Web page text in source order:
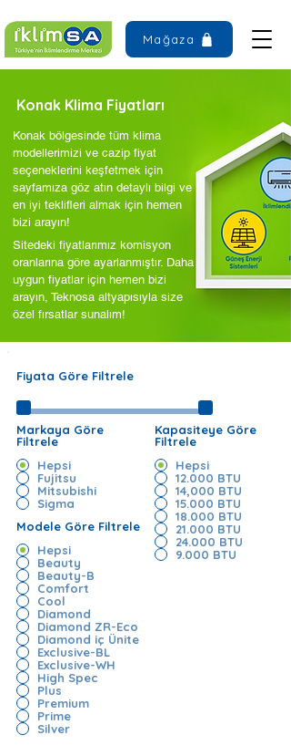
Mağaza
Konak Klima Fiyatları
Konak bölgesinde tüm klima
modellerimizi ve cazip fiyat
seçeneklerini keşfetmek için
sayfamıza göz atın detaylı bilgi ve
en iyi teklifleri almak için hemen
bizi arayın!
Sitedeki fiyatlarımız komisyon
oranlarına göre ayarlanmıştır. Daha
uygun fiyatlar için hemen bizi
arayın, Teknosa altyapısıyla size
özel fırsatlar sunalım!
Fiyata Göre Filtrele
Markaya Göre
Filtrele
Hepsi
Fujitsu
Mitsubishi
Sigma
Modele Göre Filtrele
Hepsi
Beauty
Beauty-B
Comfort
Cool
Diamond
Diamond ZR-Eco
Diamond iç Ünite
Exclusive-BL
Exclusive-WH
High Spec
Plus
Premium
Prime
Silver
Kapasiteye Göre
Filtrele
Hepsi
12.000 BTU
14,000 BTU
15.000 BTU
18.000 BTU
21.000 BTU
24.000 BTU
9.000 BTU